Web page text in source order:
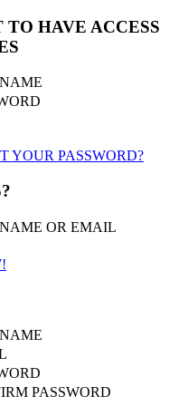
HAVE ACCESS
YOUR PASSWORD?
OR EMAIL
PASSWORD